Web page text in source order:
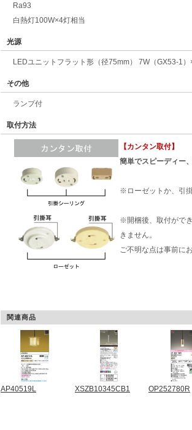
Ra93
白熱灯100W×4灯相当
光源
LEDユニットフラット形（径75mm） 7W（GX53-1
その他
ランプ付
取付方法
【カンタン取付】
簡単でスピーディー
※ローゼットか、引
※開梱後、取付がで
きません。
ご不明な点は事前に
関連商品
AP40519L XSZB10345CB1 OP252780R